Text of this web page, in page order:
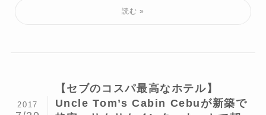
【セブのコスパ最高なホテル】
Uncle Tom’s Cabin Cebuが新築で
2017